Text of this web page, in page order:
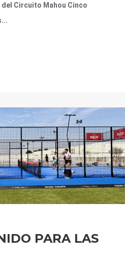
Circuito Mahou Cinco
PARA LAS